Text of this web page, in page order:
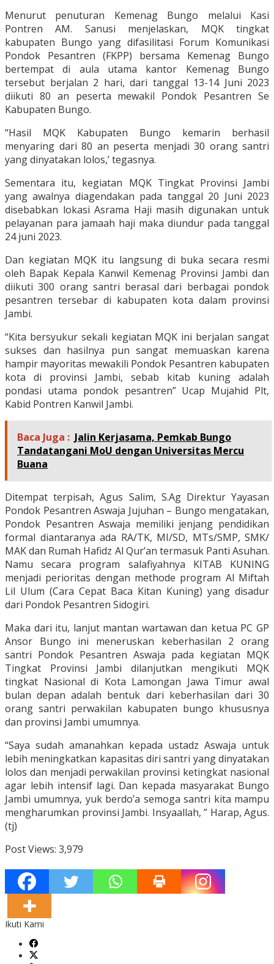
Menurut penuturan Kemenag Bungo melalui Kasi
Pontren AM. Sanusi menjelaskan, MQK tingkat
kabupaten Bungo yang difasilitasi Forum Komunikasi
Pondok Pesantren (FKPP) bersama Kemenag Bungo
bertempat di aula utama kantor Kemenag Bungo
tersebut berjalan 2 hari, dari tanggal 13-14 Juni 2023
diikuti 80 an peserta mewakil Pondok Pesantren Se
Kabupaten Bungo.
“Hasil MQK Kabupaten Bungo kemarin berhasil
menyaring dari 80 an peserta menjadi 30 orang santri
yang dinyatakan lolos,’ tegasnya.
Sementara itu, kegiatan MQK Tingkat Provinsi Jambi
yang awalnya diagendakan pada tanggal 20 Juni 2023
disebabkan lokasi Asrama Haji masih digunakan untuk
pelayanan para jamaah haji maka diundur pada tanggal
24 juni 2023.
Dan kegiatan MQK itu langsung di buka secara resmi
oleh Bapak Kepala Kanwil Kemenag Provinsi Jambi dan
diikuti 300 orang santri berasal dari berbagai pondok
pesantren tersebar di kabupaten kota dalam provinsi
Jambi.
“Kita bersyukur sekali kegiatan MQK ini berjalan sangat
sukses dan hasilnya pun sangat memuaskan karena
hampir mayoritas mewakili Pondok Pesantren kabupaten
kota di provinsi Jambi, sebab kitab kuning adalah
pondasi utama pondok pesantren” Ucap Mujahid Plt,
Kabid Pontren Kanwil Jambi.
Baca Juga : Jalin Kerjasama, Pemkab Bungo
Tandatangani MoU dengan Universitas Mercu
Buana
Ditempat terpisah, Agus Salim, S.Ag Direktur Yayasan
Pondok Pesantren Aswaja Jujuhan – Bungo mengatakan,
Pondok Pesantren Aswaja memiliki jenjang pendidikan
formal diantaranya ada RA/TK, MI/SD, MTs/SMP, SMK/
MAK dan Rumah Hafidz Al Qur’an termasuk Panti Asuhan.
Namu secara program salafiyahnya KITAB KUNING
menjadi perioritas dengan methode program Al Miftah
Lil Ulum (Cara Cepat Baca Kitan Kuning) yang disadur
dari Pondok Pesantren Sidogiri.
Maka dari itu, lanjut mantan wartawan dan ketua PC GP
Ansor Bungo ini meneruskan keberhasilan 2 orang
santri Pondok Pesantren Aswaja pada kegiatan MQK
Tingkat Provinsi Jambi dilanjutkan mengikuti MQK
tingkat Nasional di Kota Lamongan Jawa Timur awal
bulan depan adalah bentuk dari keberhasilan dari 30
orang santri perwakilan kabupaten bungo khususnya
dan provinsi Jambi umumnya.
“Saya sudah amanahkan kepada ustadz Aswaja untuk
lebih meningkatkan kapasitas diri santri yang dinyatakan
lolos dan menjadi perwakilan provinsi ketingkat nasional
agar lebih intensif lagi. Dan kepada masyarakat Bungo
Jambi umumnya, yuk berdo’a semoga santri kita mampu
mengharumkan provinsi Jambi. Insyaallah, ” Harap, Agus.
(tj)
Post Views: 3,979
Ikuti Kami